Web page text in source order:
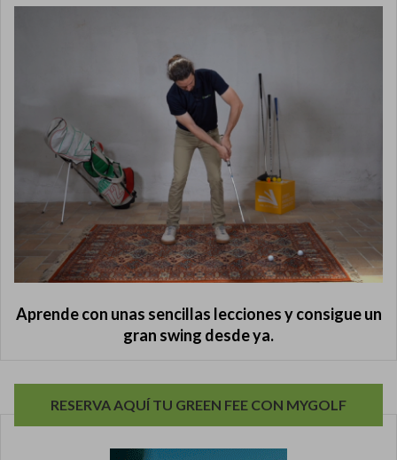
Aprende con unas sencillas lecciones y consigue un
gran swing desde ya.
RESERVA AQUÍ TU GREEN FEE CON MYGOLF